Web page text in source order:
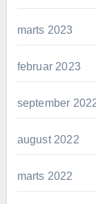
marts 2023
februar 2023
september
august 2022
marts 2022